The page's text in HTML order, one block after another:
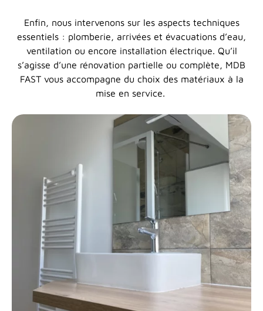
Enfin, nous intervenons sur les aspects techniques
essentiels : plomberie, arrivées et évacuations d’eau,
ventilation ou encore installation électrique. Qu’il
s’agisse d’une rénovation partielle ou complète, MDB
FAST vous accompagne du choix des matériaux à la
mise en service.